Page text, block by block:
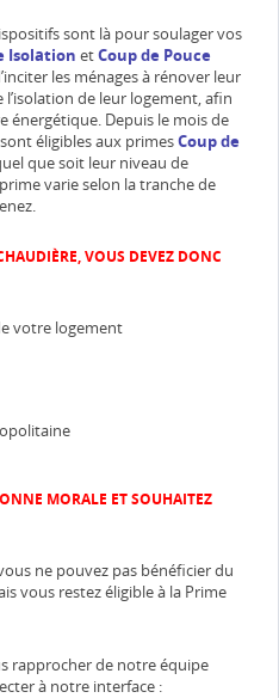
sont là pour soulager vos
Isolation etCoup de Pouce
les ménages à rénover leur
de leur logement, afin
énergétique. Depuis le mois de
éligibles aux primesCoup de
que soit leur niveau de
varie selon la tranche de
VOUS DEVEZ DONC
votre logement
MORALE ET SOUHAITEZ
ne pouvez pas bénéficier du
vous restez éligible à la Prime
rapprocher de notre équipe
à notre interface :